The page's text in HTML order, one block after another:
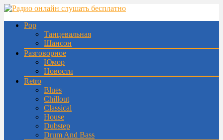
Pop
Танцевальная
Шансон
Разговорное
Юмор
Новости
Retro
Blues
Chillout
Classical
House
Dubstep
Drum And Bass